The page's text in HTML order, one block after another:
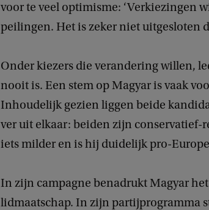
voor te veel optimisme: ‘Verkiezingen
peilingen. Het is zeker niet uitgesloten
Onder kiezers die verandering willen,
nooit is. Een stem op Magyar is vaak
Inhoudelijk gezien liggen beide
ver uit elkaar: beiden zijn conservatief-
iets milder en is hij duidelijk pro-
In zijn campagne benadrukt Magyar
lidmaatschap. In zijn partijprogramma